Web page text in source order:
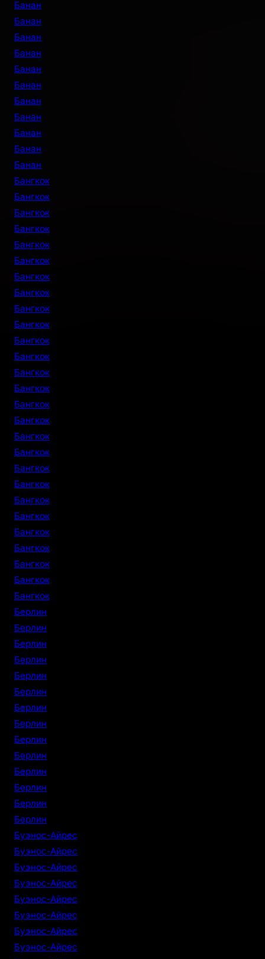
Банан
Банан
Банан
Банан
Банан
Банан
Банан
Банан
Банан
Банан
Банан
Бангкок
Бангкок
Бангкок
Бангкок
Бангкок
Бангкок
Бангкок
Бангкок
Бангкок
Бангкок
Бангкок
Бангкок
Бангкок
Бангкок
Бангкок
Бангкок
Бангкок
Бангкок
Бангкок
Бангкок
Бангкок
Бангкок
Бангкок
Бангкок
Бангкок
Бангкок
Бангкок
Берлин
Берлин
Берлин
Берлин
Берлин
Берлин
Берлин
Берлин
Берлин
Берлин
Берлин
Берлин
Берлин
Берлин
Буэнос-Айрес
Буэнос-Айрес
Буэнос-Айрес
Буэнос-Айрес
Буэнос-Айрес
Буэнос-Айрес
Буэнос-Айрес
Буэнос-Айрес